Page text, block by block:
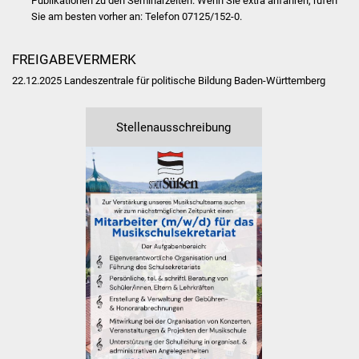
Veranstaltungen
Ostermarkt
Stadtbücherei
Stadtarchiv
Zehntscheuer
Bürgerhaus
Kulturhalle
Sie am besten vorher an: Telefon 07125/152-0.
FREIGABEVERMERK
22.12.2025 Landeszentrale für politische Bildung Baden-Württemberg
Stellenausschreibung